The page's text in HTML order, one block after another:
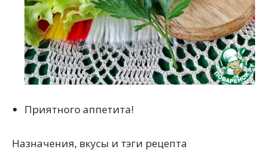
Приятного аппетита!
Назначения, вкусы и тэги рецепта